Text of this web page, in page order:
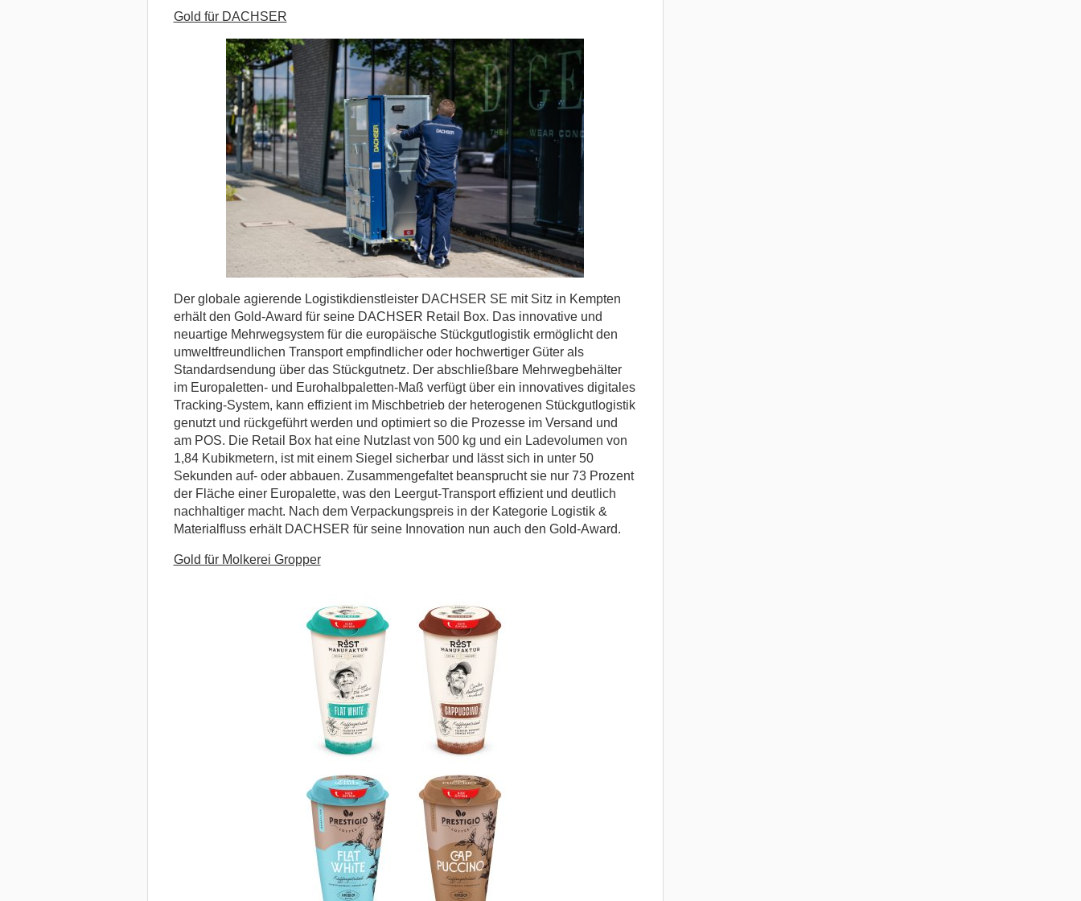
Gold für DACHSER
Der globale agierende Logistikdienstleister DACHSER SE mit Sitz in Kempten
erhält den Gold-Award für seine DACHSER Retail Box. Das innovative und
neuartige Mehrwegsystem für die europäische Stückgutlogistik ermöglicht den
umweltfreundlichen Transport empfindlicher oder hochwertiger Güter als
Standardsendung über das Stückgutnetz. Der abschließbare Mehrwegbehälter
im Europaletten- und Eurohalbpaletten-Maß verfügt über ein innovatives digitales
Tracking-System, kann effizient im Mischbetrieb der heterogenen Stückgutlogistik
genutzt und rückgeführt werden und optimiert so die Prozesse im Versand und
am POS. Die Retail Box hat eine Nutzlast von 500 kg und ein Ladevolumen von
1,84 Kubikmetern, ist mit einem Siegel sicherbar und lässt sich in unter 50
Sekunden auf- oder abbauen. Zusammengefaltet beansprucht sie nur 73 Prozent
der Fläche einer Europalette, was den Leergut-Transport effizient und deutlich
nachhaltiger macht. Nach dem Verpackungspreis in der Kategorie Logistik &
Materialfluss erhält DACHSER für seine Innovation nun auch den Gold-Award.
Gold für Molkerei Gropper